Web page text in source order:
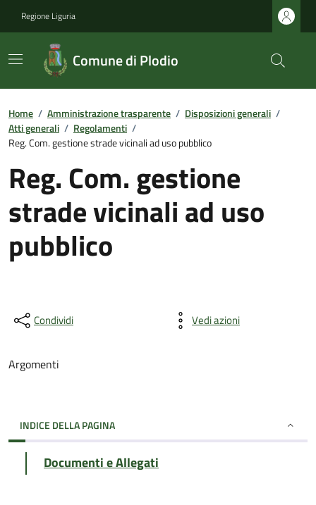
Regione Liguria
Comune di Plodio
Home / Amministrazione trasparente / Disposizioni generali /
Atti generali / Regolamenti /
Reg. Com. gestione strade vicinali ad uso pubblico
Reg. Com. gestione
strade vicinali ad uso
pubblico
Condividi Vedi azioni
Argomenti
INDICE DELLA PAGINA
Documenti e Allegati